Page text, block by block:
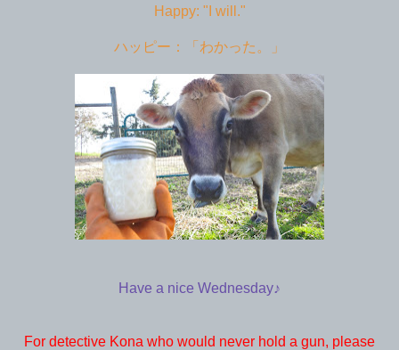
Happy: "I will."
ハッピー：「わかった。」
Have a nice Wednesday♪
For detective Kona who would never hold a gun, please